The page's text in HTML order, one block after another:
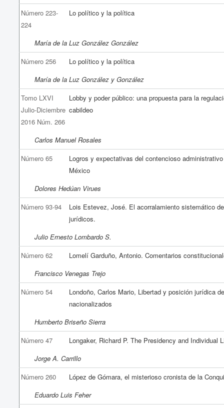
Número 223-
224
Lo político y la política
María de la Luz González González
Número 256
Lo político y la política
María de la Luz González y González
Tomo LXVI
Julio-Diciembre
2016 Núm. 266
Lobby y poder público: una propuesta para la
cabildeo
Carlos Manuel Rosales
Número 65
Logros y expectativas del contencioso
México
Dolores Hedúan Virues
Número 93-94
Lois Estevez, José. El acorralamiento sistemático
jurídicos.
Julio Ernesto Lombardo S.
Número 62
Lomelí Garduño, Antonio. Comentarios
Francisco Venegas Trejo
Número 54
Londoño, Carlos Mario, Libertad y posición jurídica
nacionalizados
Humberto Briseño Sierra
Número 47
Longaker, Richard P. The Presidency and Individual
Jorge A. Carrillo
Número 260
López de Gómara, el misterioso cronista de la
Eduardo Luis Feher